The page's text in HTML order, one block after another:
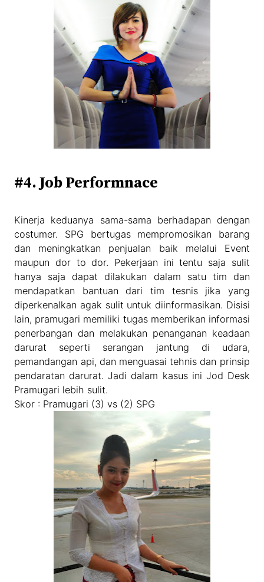
#4. Job Performnace
Kinerja keduanya sama-sama berhadapan dengan
costumer. SPG bertugas mempromosikan barang
dan meningkatkan penjualan baik melalui Event
maupun dor to dor. Pekerjaan ini tentu saja sulit
hanya saja dapat dilakukan dalam satu tim dan
mendapatkan bantuan dari tim tesnis jika yang
diperkenalkan agak sulit untuk diinformasikan. Disisi
lain, pramugari memiliki tugas memberikan informasi
penerbangan dan melakukan penanganan keadaan
darurat seperti serangan jantung di udara,
pemandangan api, dan menguasai tehnis dan prinsip
pendaratan darurat. Jadi dalam kasus ini Jod Desk
Pramugari lebih sulit.
Skor : Pramugari (3) vs (2) SPG